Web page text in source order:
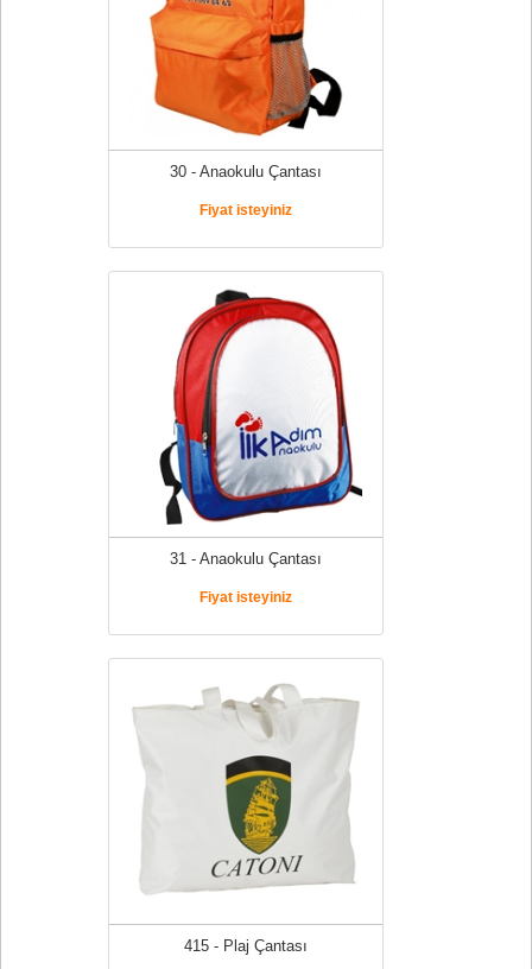
30 - Anaokulu Çantası
Fiyat isteyiniz
31 - Anaokulu Çantası
Fiyat isteyiniz
415 - Plaj Çantası